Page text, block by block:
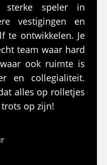
sterke speler in
vestigingen en
te ontwikkelen. Je
team waar hard
ook ruimte is
en collegialiteit.
alles op rolletjes
op zijn!